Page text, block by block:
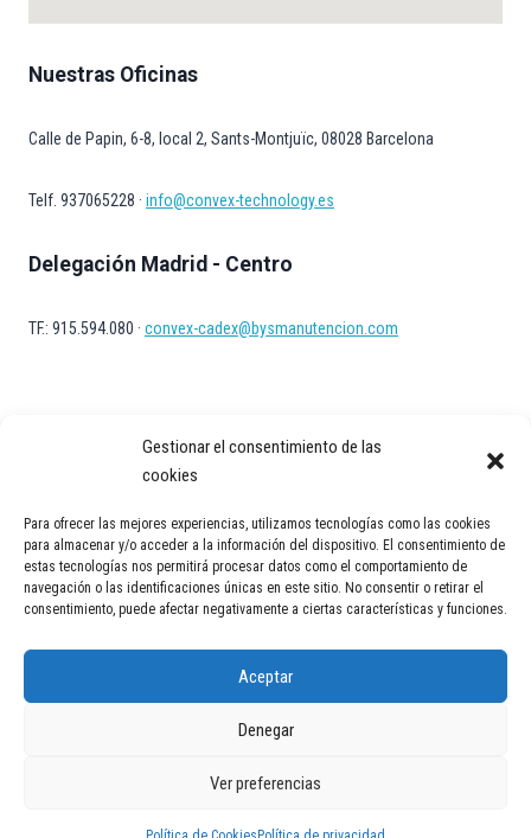
Gestionar el consentimiento de las
cookies
Para ofrecer las mejores experiencias, utilizamos tecnologías como las cookies
para almacenar y/o acceder a la información del dispositivo. El consentimiento de
estas tecnologías nos permitirá procesar datos como el comportamiento de
navegación o las identificaciones únicas en este sitio. No consentir o retirar el
consentimiento, puede afectar negativamente a ciertas características y funciones.
Aceptar
Denegar
Ver preferencias
Nuestras Oficinas
Calle de Papin, 6-8, local 2, Sants-Montjuïc, 08028 Barcelona
Telf. 937065228 · info@convex-technology.es
Delegación Madrid - Centro
TF.: 915.594.080 · convex-cadex@bysmanutencion.com
Aviso Legal Política de privacidad Política de Cookies
Contacto
© 2026 Transportadores industriales en España | Cintas y soluciones